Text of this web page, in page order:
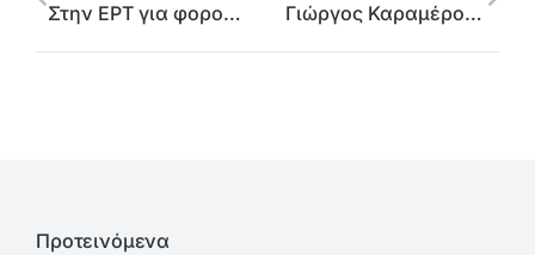
Στην ΕΡΤ για φορολογία, ακρίβεια, υποκλοπές Γιώργος Καραμέρος: «Σοβαρές καθυστερήσεις της κυβέρνησης στα κρίσιμα έργα του ψηφιακού μετασχηματισμού και την απορρόφηση των πόρων του Ταμείου Ανάκαμψης και Ανθεκτικότητας»
Προτεινόμενα